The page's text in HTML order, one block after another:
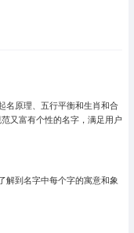
原理、五行平衡和生肖和合
又富有个性的名字，满足用户
到名字中每个字的寓意和象